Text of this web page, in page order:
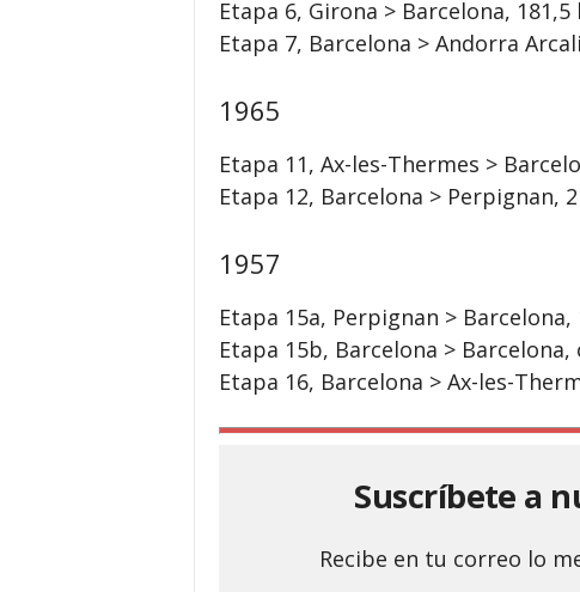
Etapa 6, Girona > Barcelona,
Etapa 7, Barcelona > Andorra
1965
Etapa 11, Ax-les-Thermes >
Etapa 12, Barcelona > Perpignan,
1957
Etapa 15a, Perpignan >
Etapa 15b, Barcelona >
Etapa 16, Barcelona > Ax-les-
Suscríbete a
Recibe en tu correo lo